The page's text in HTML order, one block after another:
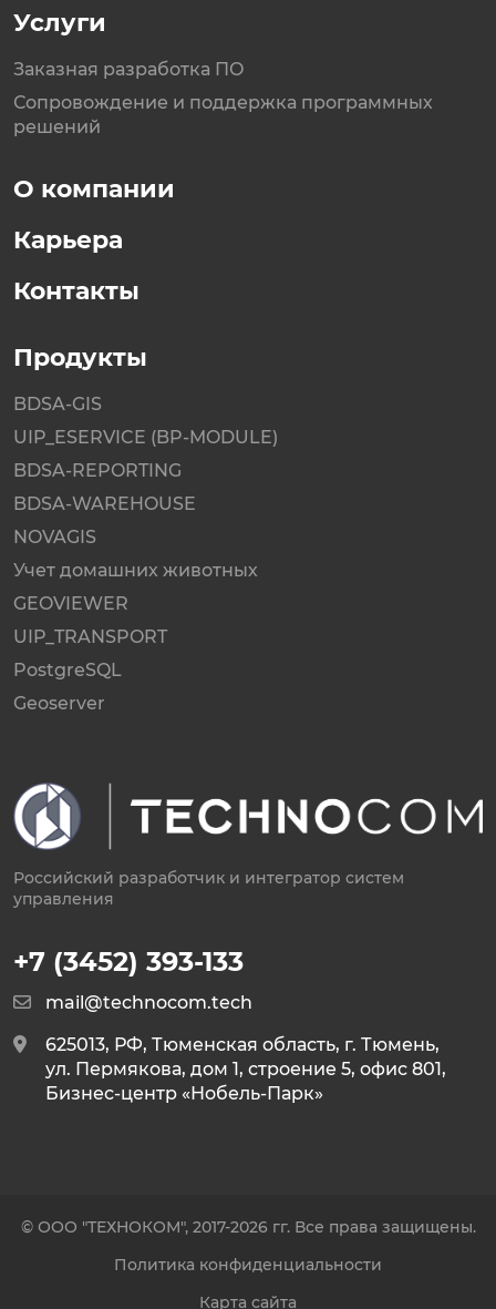
Услуги
Заказная разработка ПО
Сопровождение и поддержка программных
решений
О компании
Карьера
Контакты
Продукты
BDSA-GIS
UIP_ESERVICE (BP-MODULE)
BDSA-REPORTING
BDSA-WAREHOUSE
NOVAGIS
Учет домашних животных
GEOVIEWER
UIP_TRANSPORT
PostgreSQL
Geoserver
Российский разработчик и интегратор систем
управления
+7 (3452) 393-133
mail@technocom.tech
625013, РФ, Тюменская область, г. Тюмень,
ул. Пермякова, дом 1, строение 5, офис 801,
Бизнес-центр «Нобель-Парк»
© ООО "ТЕХНОКОМ", 2017-2026 гг. Все права защищены.
Политика конфиденциальности
Карта сайта